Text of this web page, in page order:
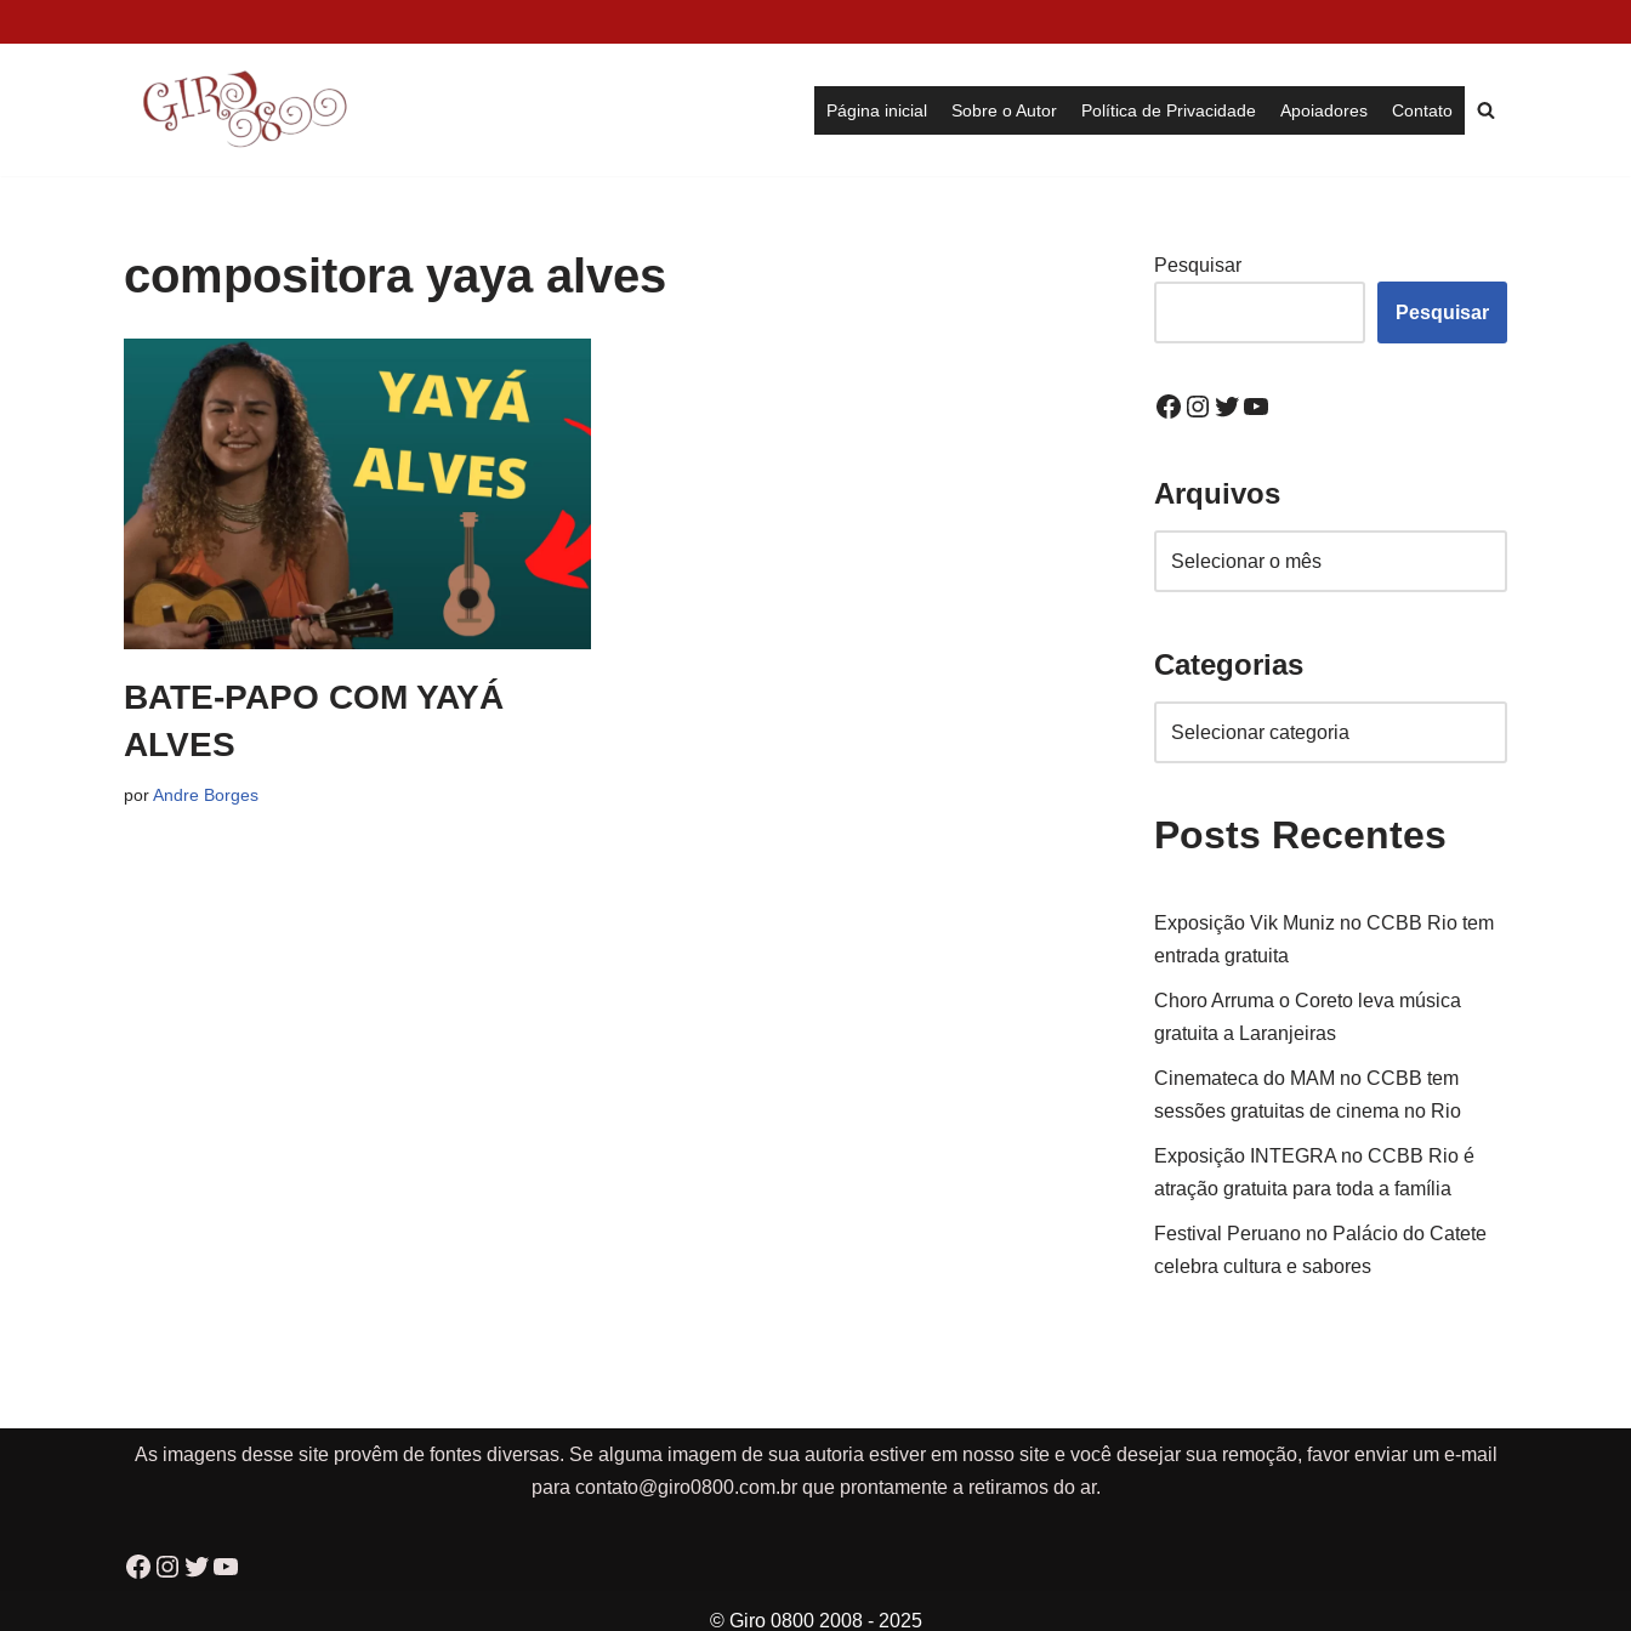
Página inicial Sobre o Autor Política de Privacidade Apoiadores Contato
compositora yaya alves
BATE-PAPO COM YAYÁ
ALVES
porAndre Borges
Pesquisar
Pesquisar
Arquivos
Categorias
Posts Recentes
Exposição Vik Muniz no CCBB Rio tem
entrada gratuita
Choro Arruma o Coreto leva música
gratuita a Laranjeiras
Cinemateca do MAM no CCBB tem
sessões gratuitas de cinema no Rio
Exposição INTEGRA no CCBB Rio é
atração gratuita para toda a família
Festival Peruano no Palácio do Catete
celebra cultura e sabores
As imagens desse site provêm de fontes diversas. Se alguma imagem de sua autoria estiver em nosso site e você desejar sua remoção, favor enviar um e-mail
para contato@giro0800.com.brque prontamente a retiramos do ar.
© Giro 0800 2008 - 2025